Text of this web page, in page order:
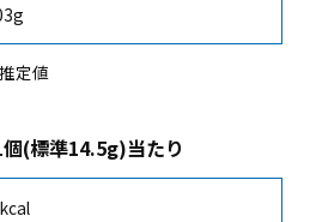
定値
個(標準14.5g)当たり